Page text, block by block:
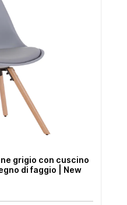
grigio con cuscino
di faggio | New